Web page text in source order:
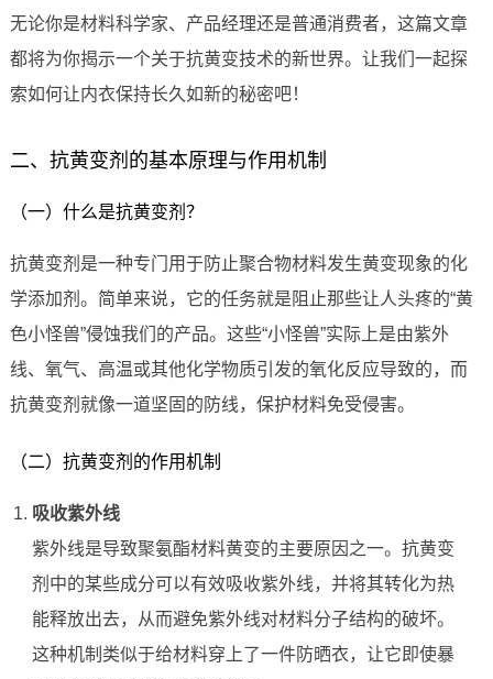
无论你是材料科学家、产品经理还是普通消费者，这篇文章
都将为你揭示一个关于抗黄变技术的新世界。让我们一起探
索如何让内衣保持长久如新的秘密吧！
二、抗黄变剂的基本原理与作用机制
（一）什么是抗黄变剂？
抗黄变剂是一种专门用于防止聚合物材料发生黄变现象的化
学添加剂。简单来说，它的任务就是阻止那些让人头疼的“黄
色小怪兽”侵蚀我们的产品。这些“小怪兽”实际上是由紫外
线、氧气、高温或其他化学物质引发的氧化反应导致的，而
抗黄变剂就像一道坚固的防线，保护材料免受侵害。
（二）抗黄变剂的作用机制
吸收紫外线
紫外线是导致聚氨酯材料黄变的主要原因之一。抗黄变
剂中的某些成分可以有效吸收紫外线，并将其转化为热
能释放出去，从而避免紫外线对材料分子结构的破坏。
这种机制类似于给材料穿上了一件防晒衣，让它即使暴